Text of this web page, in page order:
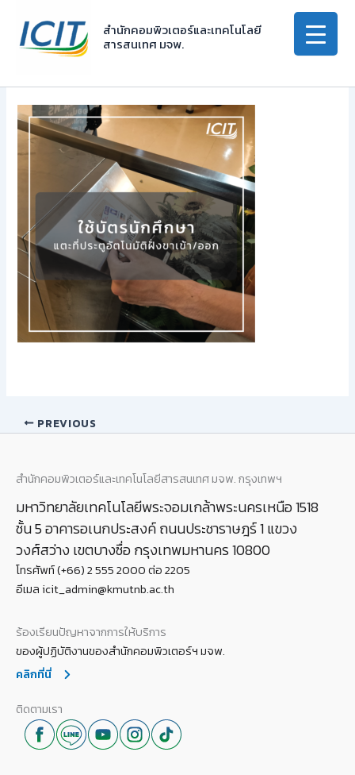
content
สำนักคอมพิวเตอร์และเทคโนโลยี
สารสนเทศ มจพ.
PREVIOUS
สำนักคอมพิวเตอร์และเทคโนโลยีสารสนเทศ มจพ. กรุงเทพฯ
มหาวิทยาลัยเทคโนโลยีพระจอมเกล้าพระนครเหนือ 1518
ชั้น 5 อาคารอเนกประสงค์ ถนนประชาราษฎร์ 1 แขวง
วงศ์สว่าง เขตบางซื่อ กรุงเทพมหานคร 10800
โทรศัพท์ (+66) 2 555 2000 ต่อ 2205
อีเมล icit_admin@kmutnb.ac.th
ร้องเรียนปัญหาจากการให้บริการ
ของผู้ปฏิบัติงานของสำนักคอมพิวเตอร์ฯ มจพ.
คลิกที่นี่
ติดตามเรา